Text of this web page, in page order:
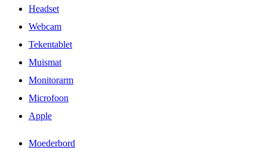
Headset
Webcam
Tekentablet
Muismat
Monitorarm
Microfoon
Apple
Moederbord